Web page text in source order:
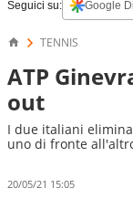
Seguici su: Google
TENNIS
ATP
out
I due italiani
uno di fronte
20/05/21 15:05